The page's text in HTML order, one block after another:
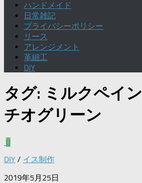
ハンドメイド
日常雑記
プライバシーポリシー
リース
アレンジメント
革細工
DIY
タグ: ミルクペイ
チオグリーン
0
DIY / イス制作
2019年5月25日